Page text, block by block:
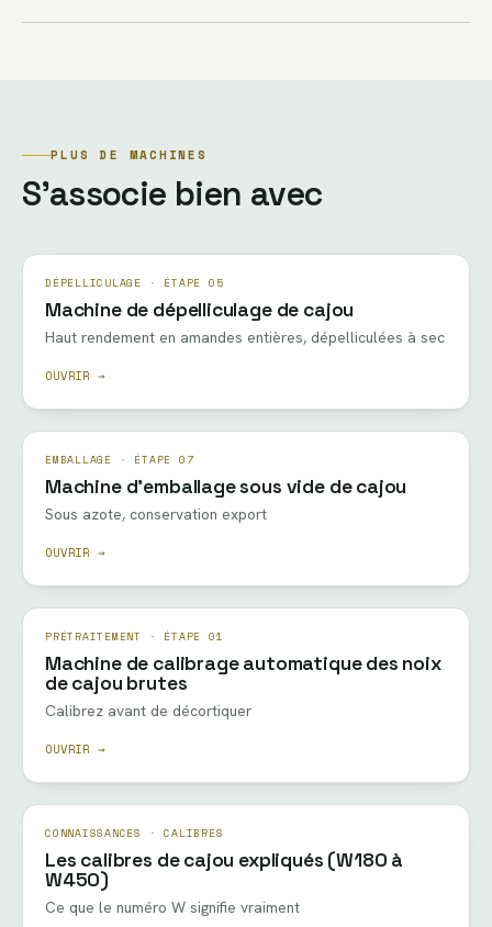
PLUS DE MACHINES
S’associe bien avec
DÉPELLICULAGE · ÉTAPE 05
Machine de dépelliculage de cajou
Haut rendement en amandes entières, dépelliculées à sec
OUVRIR →
EMBALLAGE · ÉTAPE 07
Machine d’emballage sous vide de cajou
Sous azote, conservation export
OUVRIR →
PRÉTRAITEMENT · ÉTAPE 01
Machine de calibrage automatique des noix
de cajou brutes
Calibrez avant de décortiquer
OUVRIR →
CONNAISSANCES · CALIBRES
Les calibres de cajou expliqués (W180 à
W450)
Ce que le numéro W signifie vraiment